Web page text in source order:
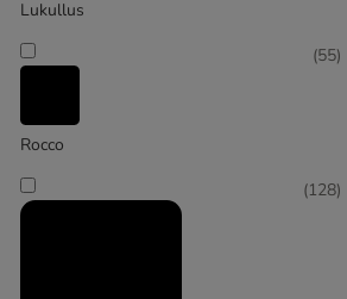
Lukullus
Rocco
(55)
(128)